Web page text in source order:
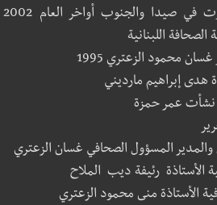
أول صحيفة اليكترونية صدرت في صيدا والجنوب أواخر العام 2002
اللبنانية
محمود الزعتري 1995
هدى إبراهيم مارديني
نشأت عمر حمزة
المسؤول الصحافي غسان الزعتري
الأستاذة رئيفة ديب الملاح
الأستاذة منى محمود الزعتري